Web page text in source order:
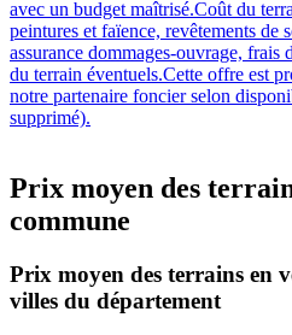
avec un budget maîtrisé.Coût du
peintures et faïence, revêtements de
assurance dommages-ouvrage, frais
du terrain éventuels.Cette offre est
notre partenaire foncier selon
supprimé).
Prix moyen des
commune
Prix moyen des terrains en
villes du département